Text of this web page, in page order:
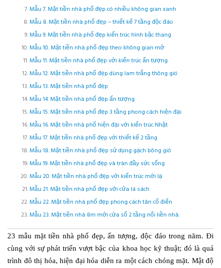
Mẫu 7. Mặt tiền nhà phố đẹp có nhiều không gian xanh
Mẫu 8. Mặt tiền nhà phố đẹp – thiết kế 7 tầng độc đáo
Mẫu 9. Mặt tiền nhà phố đẹp kiến trúc hình bậc thang
Mẫu 10. Mặt tiền nhà phố đẹp theo không gian mở
Mẫu 11. Mặt tiền nhà phố đẹp với kiến trúc ấn tượng
Mẫu 12. Mặt tiền nhà phố đẹp dùng lam trắng thông gió
Mẫu 13. Mặt tiền nhà phố đẹp
Mẫu 14. Mặt tiền nhà phố đẹp ấn tượng
Mẫu 15. Mặt tiền nhà phố đẹp 3 tầng phong cách hiện đại
Mẫu 16. Mặt tiền nhà phố hiện đại với kiến trúc Nhật
Mẫu 17. Mặt tiền nhà phố đẹp với thiết kế 2 tầng
Mẫu 18. Mặt tiền nhà phố đẹp sử dụng gạch bông gió
Mẫu 19. Mặt tiền nhà phố đẹp và tràn đầy sức sống
Mẫu 20. Mặt tiền nhà phố đẹp với kiến trúc mới lạ
Mẫu 21. Mặt tiền nhà phố đẹp với cửa lá sách
Mẫu 22. Mặt tiền nhà phố đẹp phong cách tân cổ điển
Mẫu 23. Mặt tiền nhà 8m mới cửa sổ 2 tầng nối liền nhà.
23 mẫu mặt tiền nhà phố đẹp, ấn tượng, độc đáo trong năm. Đi
cùng với sự phát triển vượt bậc của khoa học kỹ thuật; đó là quá
trình đô thị hóa, hiện đại hóa diễn ra một cách chóng mặt. Mật độ